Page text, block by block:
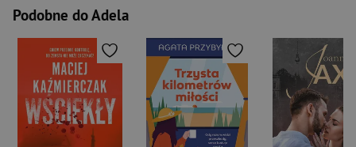
Podobne do Adela